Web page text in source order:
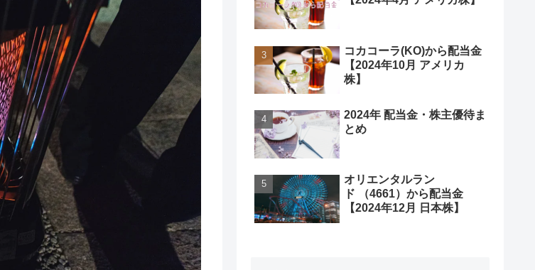
コカコーラ(KO)から配当金
【2024年10月 アメリカ
株】
2024年 配当金・株主優待ま
とめ
オリエンタルラン
ド （4661）から配当金
【2024年12月 日本株】